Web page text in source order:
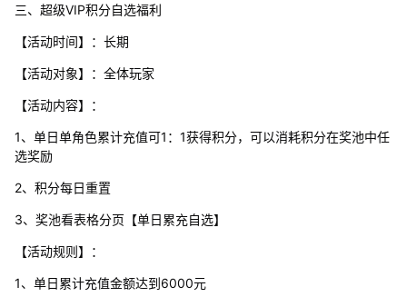
三、超级VIP积分自选福利
【活动时间】：长期
【活动对象】：全体玩家
【活动内容】：
1、单日单角色累计充值可1：1获得积分，可以消耗积分在奖池中任
选奖励
2、积分每日重置
3、奖池看表格分页【单日累充自选】
【活动规则】：
1、单日累计充值金额达到6000元